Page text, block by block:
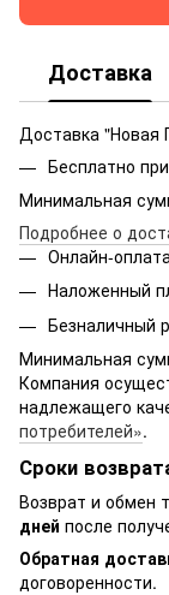
Доставка
Доставка "Новая
Бесплатно
Минимальная
Подробнее о
Онлайн-
Наложенный
Безналичный
Минимальная
Компания
надлежащего
потребителей».
Сроки
Возврат и обмен
дней после
Обратная
договоренности.